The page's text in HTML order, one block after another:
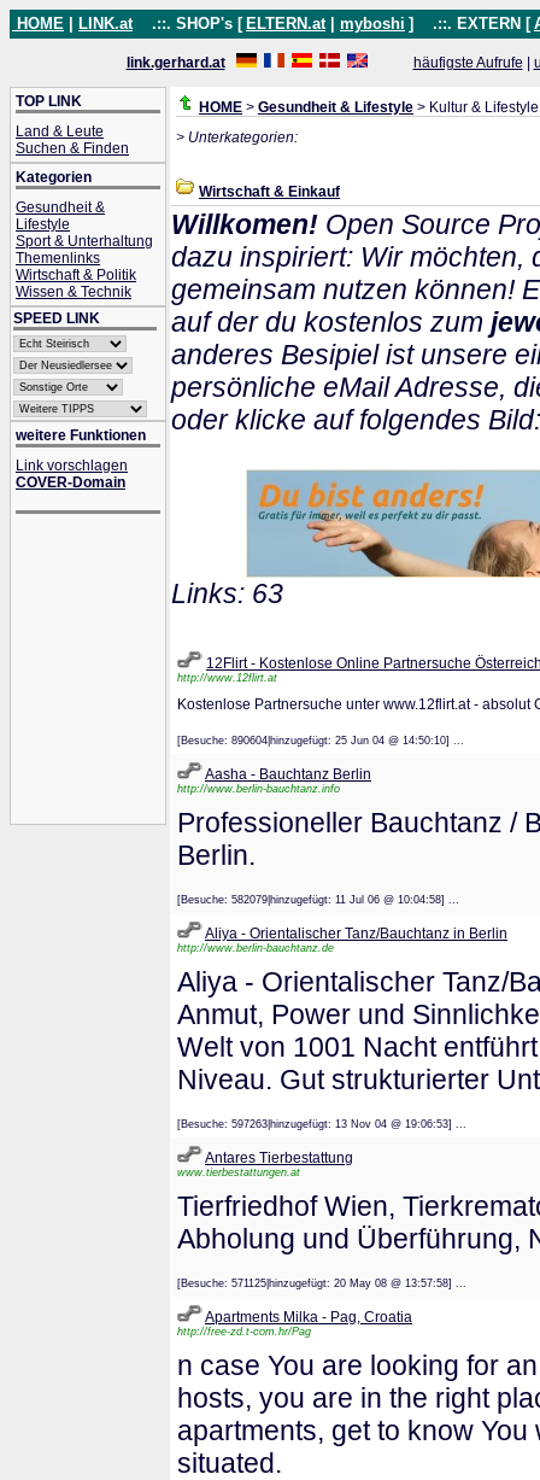
HOME LINK.at .::. SHOP's [ ELTERN.at myboshi ] .::. EXTERN [
link.gerhard.at häufigste Aufrufe
TOP LINK
Land & Leute
Suchen & Finden
Kategorien
Gesundheit &
Lifestyle
Sport & Unterhaltung
Themenlinks
Wirtschaft & Politik
Wissen & Technik
SPEED LINK
weitere Funktionen
Link vorschlagen
COVER-Domain
HOME > Gesundheit & Lifestyle > Kultur & Lifestyle
> Unterkategorien:
Wirtschaft & Einkauf
Willkomen! Open Source
dazu inspiriert: Wir möchten,
gemeinsam nutzen können!
auf der du kostenlos zum
anderes Besipiel ist unsere
persönliche eMail Adresse,
oder klicke auf folgendes Bild:
Links: 63
12Flirt - Kostenlose Online Partnersuche
http://www.12flirt.at
Kostenlose Partnersuche unter www.12flirt.at -
[Besuche: 890604|hinzugefügt: 25 Jun 04 @ 14:50:10] ...
Aasha - Bauchtanz Berlin
http://www.berlin-bauchtanz.info
Professioneller Bauchtanz /
Berlin.
[Besuche: 582079|hinzugefügt: 11 Jul 06 @ 10:04:58] ...
Aliya - Orientalischer Tanz/Bauchtanz in Berlin
http://www.berlin-bauchtanz.de
Aliya - Orientalischer Tanz/
Anmut, Power und
Welt von 1001 Nacht
Niveau. Gut strukturierter
[Besuche: 597263|hinzugefügt: 13 Nov 04 @ 19:06:53] ...
Antares Tierbestattung
www.tierbestattungen.at
Tierfriedhof Wien,
Abholung und Überführung,
[Besuche: 571125|hinzugefügt: 20 May 08 @ 13:57:58] ...
Apartments Milka - Pag, Croatia
http://free-zd.t-com.hr/Pag
n case You are looking for
hosts, you are in the right
apartments, get to know
situated.